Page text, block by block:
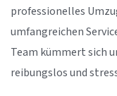
professionelles
umfangreichen
Team kümmert sich
reibungslos und